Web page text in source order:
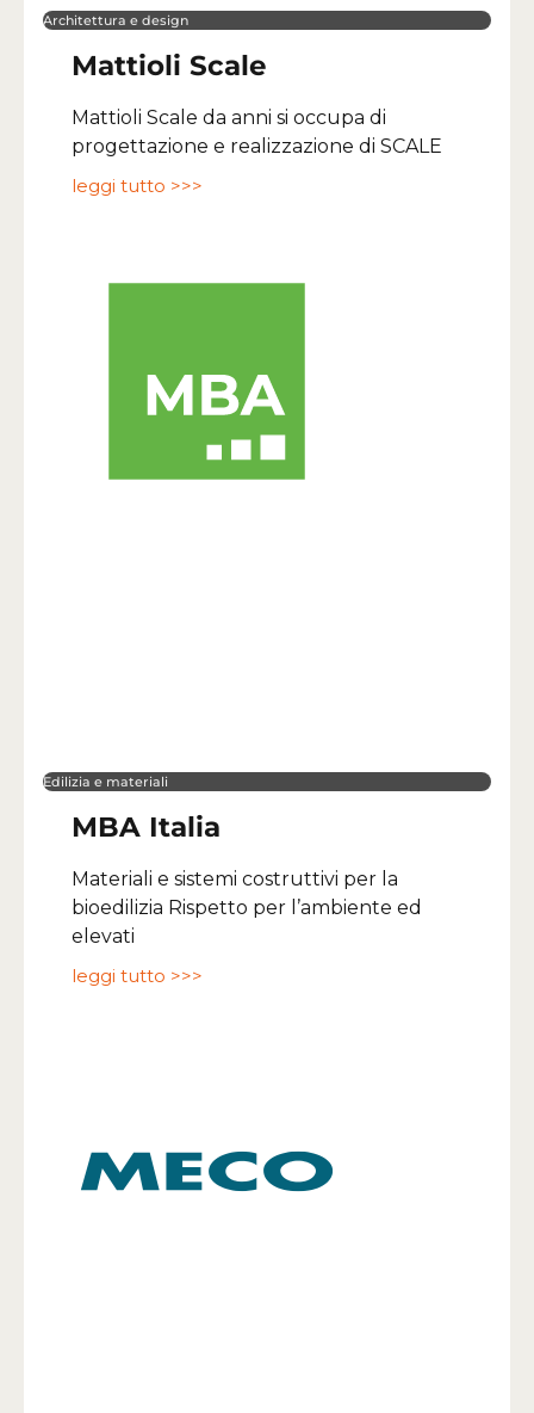
Architettura e design
Mattioli Scale
Mattioli Scale da anni si occupa di
progettazione e realizzazione di SCALE
leggi tutto >>>
Edilizia e materiali
MBA Italia
Materiali e sistemi costruttivi per la
bioedilizia Rispetto per l’ambiente ed
elevati
leggi tutto >>>